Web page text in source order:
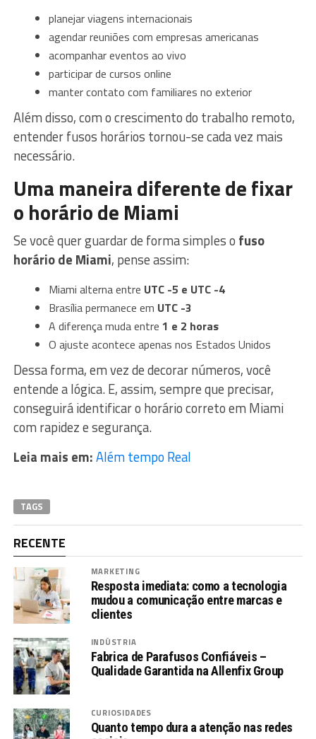
planejar viagens internacionais
agendar reuniões com empresas americanas
acompanhar eventos ao vivo
participar de cursos online
manter contato com familiares no exterior
Além disso, com o crescimento do trabalho remoto,
entender fusos horários tornou-se cada vez mais
necessário.
Uma maneira diferente de fixar
o horário de Miami
Se você quer guardar de forma simples o fuso
horário de Miami, pense assim:
Miami alterna entre UTC -5 e UTC -4
Brasília permanece em UTC -3
A diferença muda entre 1 e 2 horas
O ajuste acontece apenas nos Estados Unidos
Dessa forma, em vez de decorar números, você
entende a lógica. E, assim, sempre que precisar,
conseguirá identificar o horário correto em Miami
com rapidez e segurança.
Leia mais em:Além tempo Real
TAGS
RECENTE
MARKETING
Resposta imediata: como a tecnologia
mudou a comunicação entre marcas e
clientes
INDÚSTRIA
Fabrica de Parafusos Confiáveis –
Qualidade Garantida na Allenfix Group
CURIOSIDADES
Quanto tempo dura a atenção nas redes